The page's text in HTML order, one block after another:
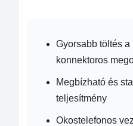
Gyorsabb töltés
konnektoros
Megbízható és
teljesítmény
Okostelefonos